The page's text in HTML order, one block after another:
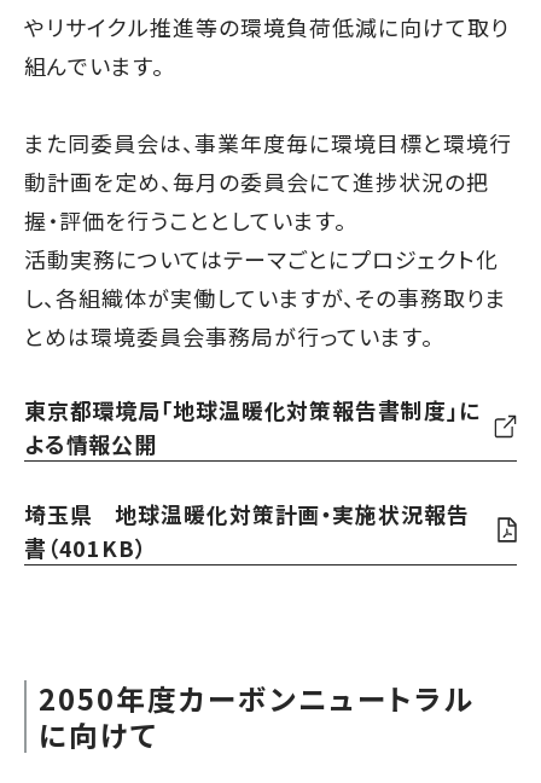
やリサイクル推進等の環境負荷低減に向けて取り
組んでいます。
また同委員会は、事業年度毎に環境目標と環境行
動計画を定め、毎月の委員会にて進捗状況の把
握・評価を行うこととしています。
活動実務についてはテーマごとにプロジェクト化
し、各組織体が実働していますが、その事務取りま
とめは環境委員会事務局が行っています。
東京都環境局「地球温暖化対策報告書制度」に
よる情報公開
埼玉県 地球温暖化対策計画・実施状況報告
書（401KB）
2050年度カーボンニュートラル
に向けて